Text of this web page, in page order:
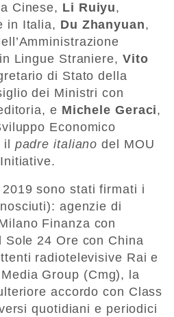
Cinese, Li Ruiyu,
in Italia, Du Zhanyuan,
Lingue Straniere, Vito
di Stato della
dei Ministri con
e Michele Geraci,
Economico
padre italiano del MOU
sono stati firmati i
agenzie di
Finanza con
24 Ore con China
radiotelevisive Rai e
Group (Cmg), la
accordo con Class
quotidiani e periodici